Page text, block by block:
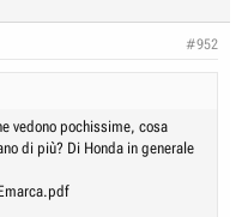
#952
vedono pochissime, cosa
di più? Di Honda in generale